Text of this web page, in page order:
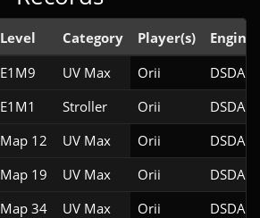
Level Category Player(s) Engine
E1M9 UV Max Orii DSDA-
E1M1 Stroller Orii DSDA-
Map 12 UV Max Orii
DSDA-
Map 19
UV Max Orii DSDA-
Map 34 UV Max Orii DSDA-